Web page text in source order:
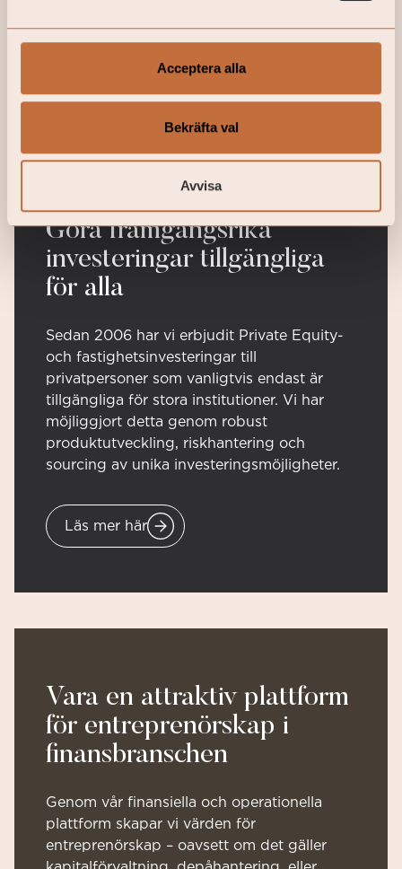
Acceptera alla
Bekräfta val
Avvisa
strategier.
Läs mer här
Göra framgångsrika
investeringar tillgängliga
för alla
Sedan 2006 har vi erbjudit Private Equity-
och fastighetsinvesteringar till
privatpersoner som vanligtvis endast är
tillgängliga för stora institutioner. Vi har
möjliggjort detta genom robust
produktutveckling, riskhantering och
sourcing av unika investeringsmöjligheter.
Läs mer här
Vara en attraktiv plattform
för entreprenörskap i
finansbranschen
Genom vår finansiella och operationella
plattform skapar vi värden för
entreprenörskap – oavsett om det gäller